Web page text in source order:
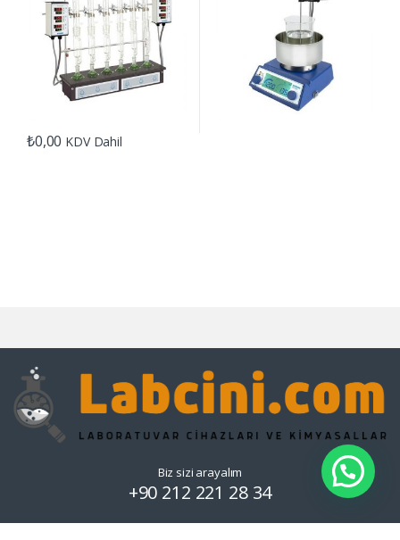
₺0,00 KDV Dahil
Biz sizi arayalım
+90 212 221 28 34